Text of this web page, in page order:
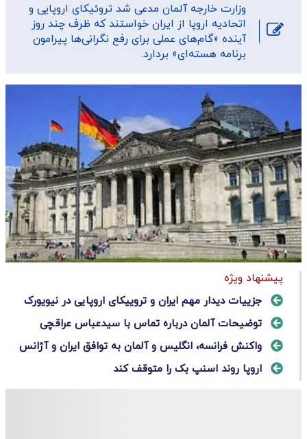
وزارت خارجه آلمان مدعی شد تروئیکای اروپایی و
اتحادیه اروپا از ایران خواستند که ظرف چند روز
آینده «گام‌های عملی برای رفع نگرانی‌ها پیرامون
برنامه هسته‌ای» بردارد.
پیشنهاد ویژه
جزییات دیدار مهم ایران و تروییکای اروپایی در نیویورک
توضیحات آلمان درباره تماس با سیدعباس عراقچی
واکنش فرانسه، انگلیس و آلمان به توافق ایران و آژانس
اروپا روند اسنپ بک را متوقف کند